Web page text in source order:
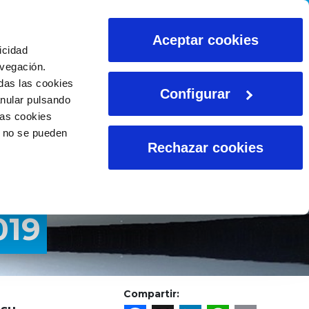
las cookies
pulsando
cookies
se pueden
Aceptar cookies
Configurar
Rechazar cookies
Compartir: